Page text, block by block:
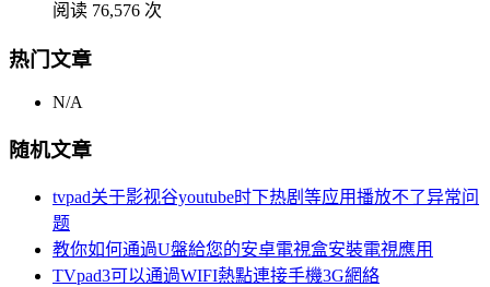
阅读 76,576 次
热门文章
N/A
随机文章
tvpad关于影视谷youtube时下热剧等应用播放不了异常问
题
教你如何通過U盤給您的安卓電視盒安裝電視應用
TVpad3可以通過WIFI熱點連接手機3G網絡